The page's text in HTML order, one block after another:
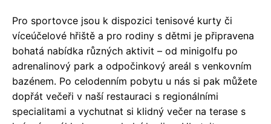
Pro sportovce jsou k dispozici tenisové kurty či
víceúčelové hřiště a pro rodiny s dětmi je připravena
bohatá nabídka různých aktivit – od minigolfu po
adrenalinový park a odpočinkový areál s venkovním
bazénem. Po celodenním pobytu u nás si pak můžete
dopřát večeři v naší restauraci s regionálními
specialitami a vychutnat si klidný večer na terase s